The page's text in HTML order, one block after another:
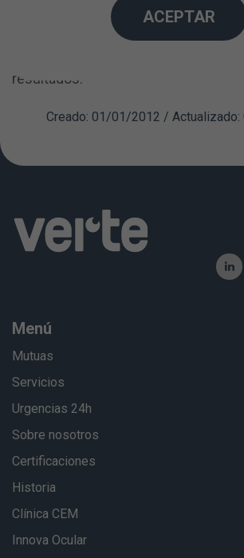
contacto es posible actualmente.
contacto han evolucionado tanto
resultados.
Creado: 01/01/2012 /
Menú
Mutuas
Servicios
Urgencias 24h
Sobre nosotros
Certificaciones
Historia
Clínica CEM
Innova Ocular
ACEPTAR